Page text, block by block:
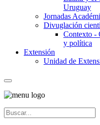
Uruguay
Jornadas
Divuglación
Contexto -
y política
Extensión
Unidad de